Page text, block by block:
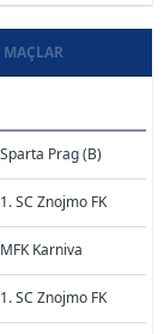
Sparta Prag (B)
1. SC Znojmo FK
MFK Karniva
1. SC Znojmo FK